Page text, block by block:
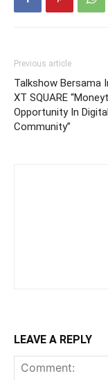
Previous article
Talkshow Bersama
XT SQUARE
Opportunity In
Community”
LEAVE A REPLY